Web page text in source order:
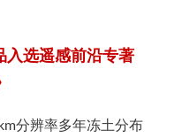
入选遥感前沿专著
分辨率多年冻土分布